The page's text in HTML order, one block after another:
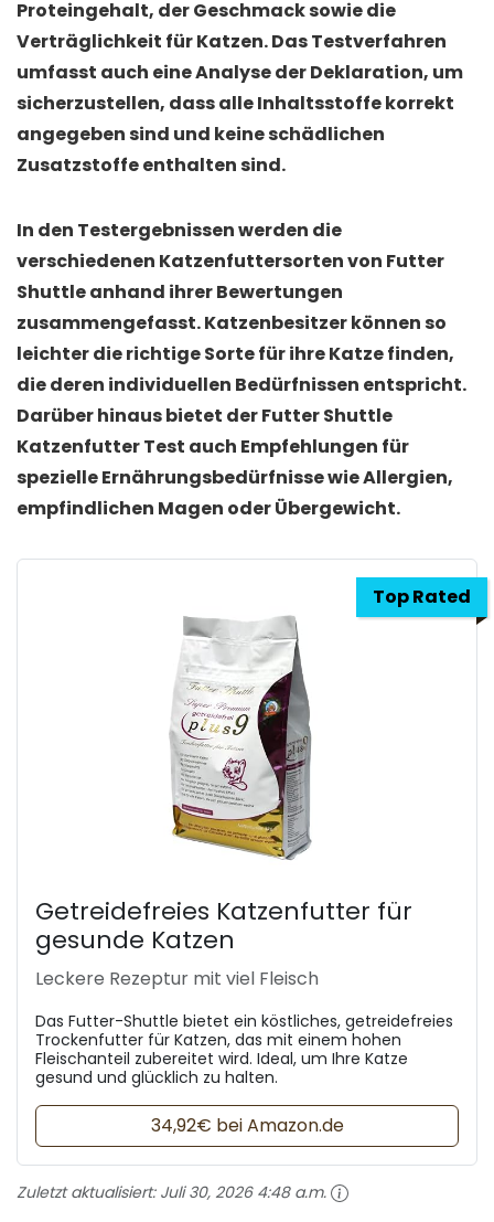
Proteingehalt, der Geschmack sowie die
Verträglichkeit für Katzen. Das Testverfahren
umfasst auch eine Analyse der Deklaration, um
sicherzustellen, dass alle Inhaltsstoffe korrekt
angegeben sind und keine schädlichen
Zusatzstoffe enthalten sind.
In den Testergebnissen werden die
verschiedenen Katzenfuttersorten von Futter
Shuttle anhand ihrer Bewertungen
zusammengefasst. Katzenbesitzer können so
leichter die richtige Sorte für ihre Katze finden,
die deren individuellen Bedürfnissen entspricht.
Darüber hinaus bietet der Futter Shuttle
Katzenfutter Test auch Empfehlungen für
spezielle Ernährungsbedürfnisse wie Allergien,
empfindlichen Magen oder Übergewicht.
Top Rated
Getreidefreies Katzenfutter für
gesunde Katzen
Leckere Rezeptur mit viel Fleisch
Das Futter-Shuttle bietet ein köstliches, getreidefreies
Trockenfutter für Katzen, das mit einem hohen
Fleischanteil zubereitet wird. Ideal, um Ihre Katze
gesund und glücklich zu halten.
34,92€ bei Amazon.de
Zuletzt aktualisiert: Juli 30, 2026 4:48 a.m.